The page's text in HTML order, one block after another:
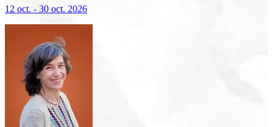
12 oct. - 30 oct. 2026